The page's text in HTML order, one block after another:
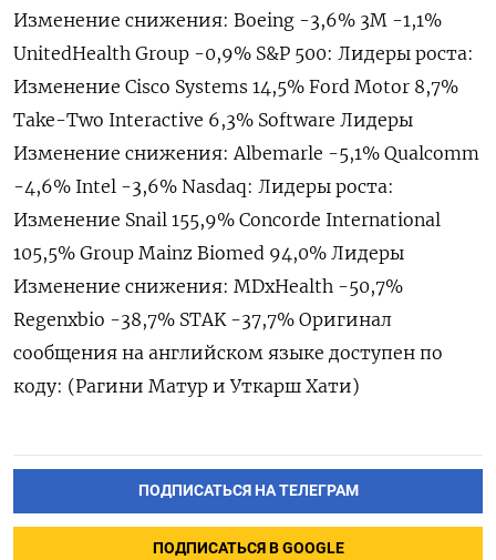
Изменение снижения: Boeing -3,​6% 3M -1,1%
UnitedHealth Group -0,9% S&P 500: Лидеры роста:
Изменение Cisco Systems 14,5% Ford Motor 8,7%
Take-Two Interactive 6,3% Software Лидеры
Изменение снижения: Albemarle -5,1% Qualcomm
-4,6% Intel -​3,6% Nasdaq: Лидеры ⁠роста:
Изменение Snail 155,9% Concorde International
105,5% Group Mainz Biomed 94,0% Лидеры
Изменение снижения: MDxHealth -50,‌7%
Regenxbio -38,7% STAK -37,‌7% Оригинал
сообщения на английском языке доступен ​по
коду: (Рагини Матур ‌и Уткарш Хати)
ПОДПИСАТЬСЯ НА ТЕЛЕГРАМ
ПОДПИСАТЬСЯ В GOOGLE